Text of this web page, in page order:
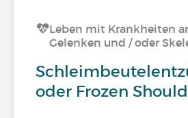
Leben mit Krankheiten
Gelenken und / oder
oder Frozen